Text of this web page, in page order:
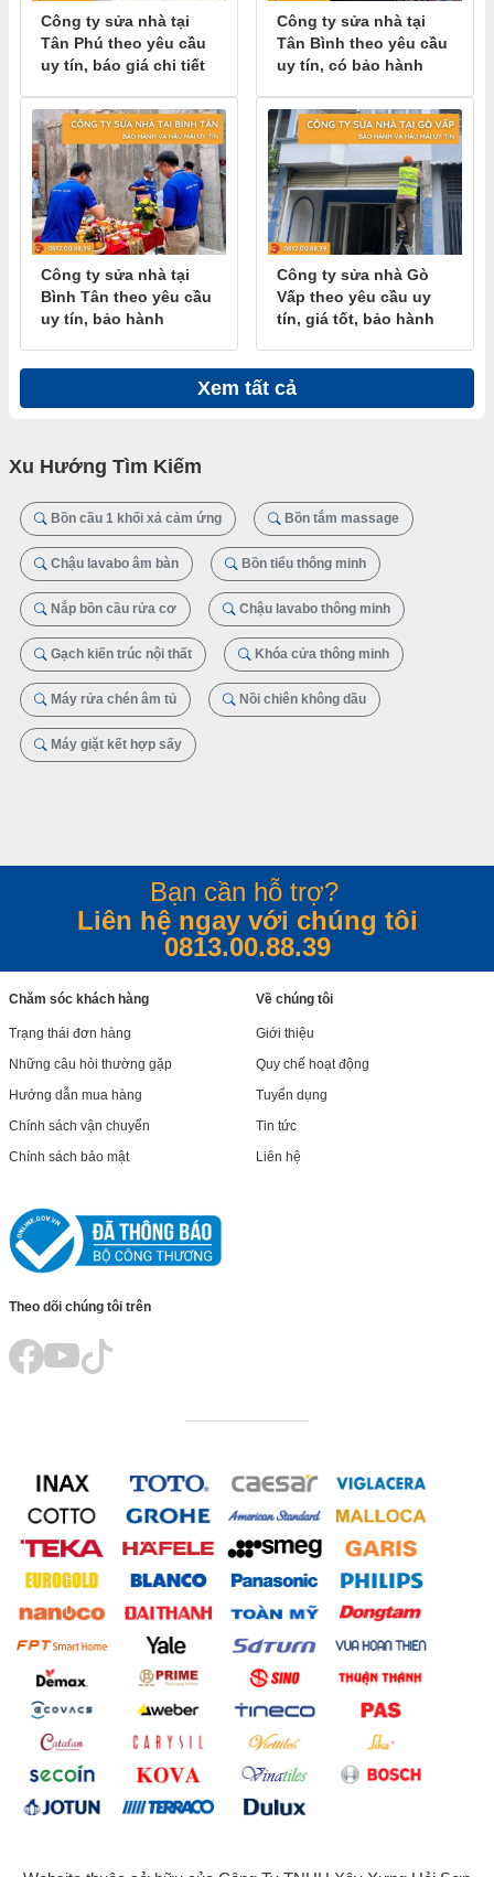
Công ty sửa nhà tại
Tân Phú theo yêu cầu
uy tín, báo giá chi tiết
Công ty sửa nhà tại
Tân Bình theo yêu cầu
uy tín, có bảo hành
Công ty sửa nhà tại
Bình Tân theo yêu cầu
uy tín, bảo hành
Công ty sửa nhà Gò
Vấp theo yêu cầu uy
tín, giá tốt, bảo hành
Xem tất cả
Xu Hướng Tìm Kiếm
Bồn cầu 1 khối xả cảm ứng Bồn tắm massage
Chậu lavabo âm bàn Bồn tiểu thông minh
Nắp bồn cầu rửa cơ Chậu lavabo thông minh
Gạch kiến trúc nội thất Khóa cửa thông minh
Máy rửa chén âm tủ Nồi chiên không dầu
Máy giặt kết hợp sấy
Bạn cần hỗ trợ?
Liên hệ ngay với chúng tôi
0813.00.88.39
Chăm sóc khách hàng
Trạng thái đơn hàng
Những câu hỏi thường gặp
Hướng dẫn mua hàng
Chính sách vận chuyển
Chính sách bảo mật
Về chúng tôi
Giới thiệu
Quy chế hoạt động
Tuyển dụng
Tin tức
Liên hệ
Theo dõi chúng tôi trên